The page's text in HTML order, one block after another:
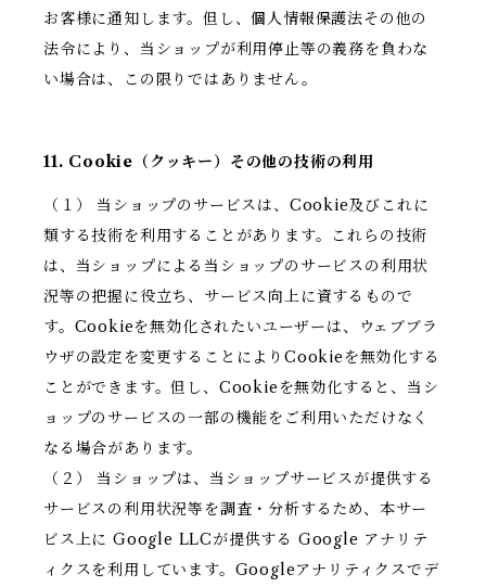
お客様に通知します。但し、個人情報保護法その他の
法令により、当ショップが利用停止等の義務を負わな
い場合は、この限りではありません。
11. Cookie（クッキー）その他の技術の利用
（１） 当ショップのサービスは、Cookie及びこれに
類する技術を利用することがあります。これらの技術
は、当ショップによる当ショップのサービスの利用状
況等の把握に役立ち、サービス向上に資するもので
す。Cookieを無効化されたいユーザーは、ウェブブラ
ウザの設定を変更することによりCookieを無効化する
ことができます。但し、Cookieを無効化すると、当シ
ョップのサービスの一部の機能をご利用いただけなく
なる場合があります。
（２） 当ショップは、当ショップサービスが提供する
サービスの利用状況等を調査・分析するため、本サー
ビス上に Google LLCが提供する Google アナリテ
ィクスを利用しています。Googleアナリティクスでデ